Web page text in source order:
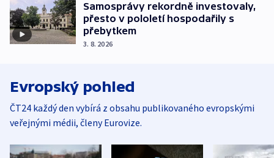
Samosprávy rekordně investovaly,
přesto v pololetí hospodařily s
přebytkem
3. 8. 2026
Evropský pohled
ČT24 každý den vybírá z obsahu publikovaného evropskými
veřejnými médii, členy Eurovize.